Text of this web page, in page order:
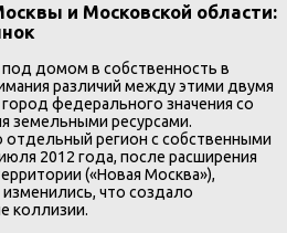
и Московской области:
домом в собственность в
различий между этими двумя
федерального значения со
земельными ресурсами.
регион с собственными
2012 года, после расширения
(«Новая Москва»),
что создало
коллизии.